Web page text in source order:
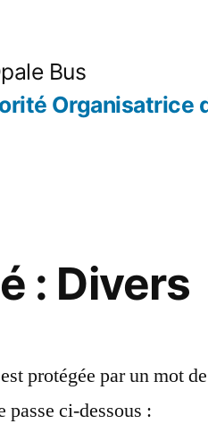
Bus
Organisatrice
: Divers
protégée par un mot
passe ci-dessous :